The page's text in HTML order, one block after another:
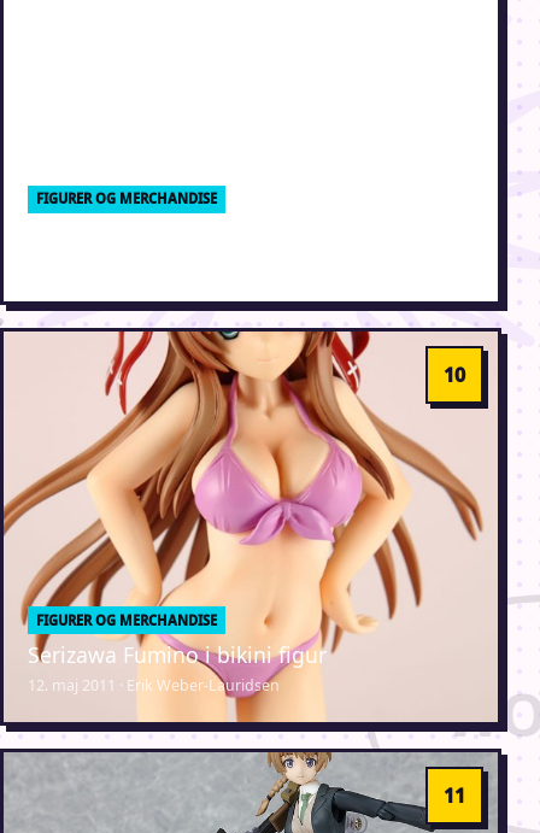
FIGURER OG MERCHANDISE
FIGURER OG MERCHANDISE
Serizawa Fumino i bikini figur
12. maj 2011 · Erik Weber-Lauridsen